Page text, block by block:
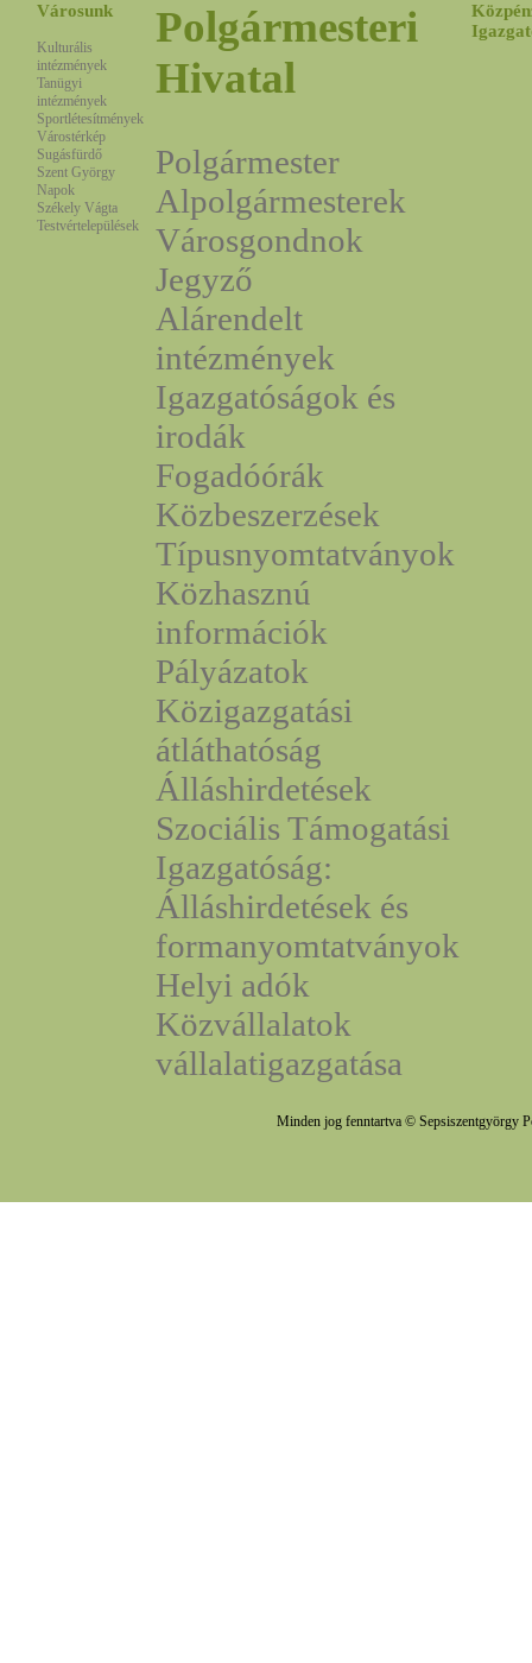
Városunk
Kulturális
intézmények
Tanügyi
intézmények
Sportlétesítmények
Várostérkép
Sugásfürdő
Szent György
Napok
Székely Vágta
Testvértelepülések
Polgármesteri
Hivatal
Polgármester
Alpolgármesterek
Városgondnok
Jegyző
Alárendelt
intézmények
Igazgatóságok és
irodák
Fogadóórák
Közbeszerzések
Típusnyomtatványok
Közhasznú
információk
Pályázatok
Közigazgatási
átláthatóság
Álláshirdetések
Szociális Támogatási
Igazgatóság:
Álláshirdetések és
formanyomtatványok
Helyi adók
Közvállalatok
vállalatigazgatása
Minden jog fenntartva © Sepsiszentgyörgy